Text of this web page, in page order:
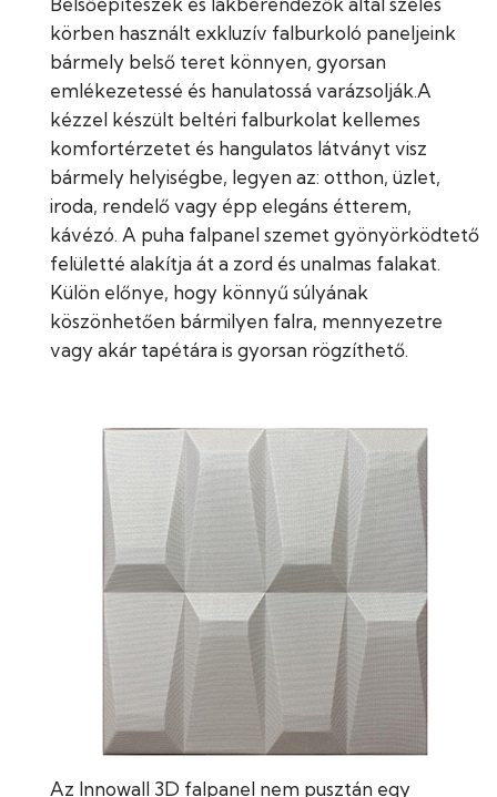
körben használt exkluzív falburkoló paneljeink
bármely belső teret könnyen, gyorsan
emlékezetessé és hanulatossá varázsolják.A
kézzel készült beltéri falburkolat kellemes
komfortérzetet és hangulatos látványt visz
bármely helyiségbe, legyen az: otthon, üzlet,
iroda, rendelő vagy épp elegáns étterem,
kávézó. A puha falpanel szemet gyönyörködtető
felületté alakítja át a zord és unalmas falakat.
Külön előnye, hogy könnyű súlyának
köszönhetően bármilyen falra, mennyezetre
vagy akár tapétára is gyorsan rögzíthető.
Az Innowall 3D falpanel nem pusztán egy